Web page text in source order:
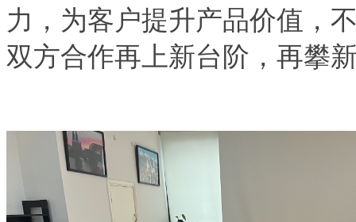
力，为客户提升产品价值，
双方合作再上新台阶，再攀